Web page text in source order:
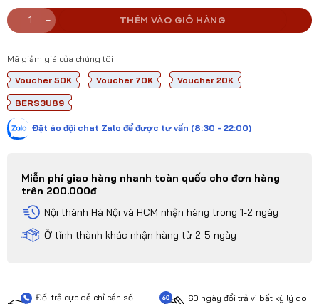
Bộ Quần Áo Bóng Đá JOTADO Spain WC 2026 – Chất Vải Mè Hàn
THÊM VÀO GIỎ HÀNG
Mã giảm giá của chúng tôi
Voucher 50K
Voucher 70K Voucher 20K
BERS3U89
Đặt áo đội chat Zalo để được tư vấn (8:30 - 22:00)
Miễn phí giao hàng nhanh toàn quốc cho đơn hàng
trên 200.000đ
Nội thành Hà Nội và HCM nhận hàng trong 1-2 ngày
Ở tỉnh thành khác nhận hàng từ 2-5 ngày
Đổi trả cực dễ chỉ cần số
60 ngày đổi trả vì bất kỳ lý do